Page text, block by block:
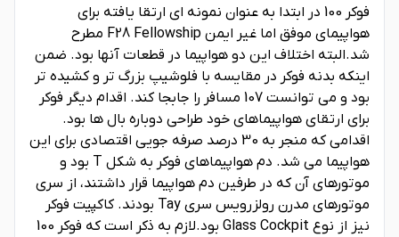
فوکر 100 در ابتدا به عنوان نمونه ای ارتقا یافته برای
هواپیمای موفق اما غیر ایمن F28 Fellowship مطرح
شد.البته اختلاف این دو هواپیما در قطعات آنها بود. ضمن
اینکه بدنه فوکر در مقایسه با فلوشیپ بزرگ تر و کشیده تر
بود و می توانست 107 مسافر را جابجا کند. اقدام دیگر فوکر
برای ارتقای هواپیماهای خود طراحی دوباره بال ها بود.
اقدامی که منجر به 30 درصد صرفه جویی اقتصادی برای این
هواپیما می شد. دم هواپیماهای فوکر به شکل T بود و
موتورهای آن که در طرفین دم هواپیما قرار داشتند، از سری
موتورهای مدرن رولزرویس سری Tay بودند. کاکپیت فوکر
نیز از نوع Glass Cockpit بود.لازم به ذکر است که فوکر 100